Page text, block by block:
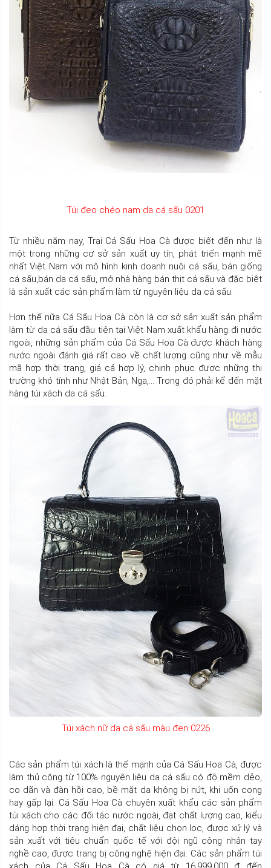
Túi đeo chéo nam da cá sấu 0201
Từ nhiều năm nay, Trại Cá Sấu Hoa Cà được biết đến như là
một trong những cơ sở sản xuất uy tín, phát triển mạnh mẽ
nhất Việt Nam với mô hình kinh doanh nuôi cá sấu, bán giống
cá sấu,bán da cá sấu, mở nhà hàng bán thịt cá sấu và đặc biệt
là sản xuất các sản phẩm làm từ nguyên liệu da cá sấu.
Hơn thế nữa Cá Sấu Hoa Cà còn là cơ sở sản xuất sản phẩm
làm từ da cá sấu đầu tiên tại Việt Nam xuất khẩu hàng đi nước
ngoài, những sản phẩm của Cá Sấu Hoa Cà được khách hàng
nước ngoài đánh giá rất cao về chất lượng cũng như về mẫu
mã hợp thời trang, giá cả hợp lý, chinh phục được những thị
trường khó tính như Nhật Bản, Nga,… Trong đó phải kể đến mặt
hàng túi xách da cá sấu.
Túi xách nữ da cá sấu màu đen 0226
Các sản phẩm túi xách là thế mạnh của Cá Sấu Hoa Cà, được
làm thủ công từ 100% nguyên liệu da cá sấu có độ mềm dẻo,
co dãn và đàn hồi cao, bề mặt da không bị nứt, khi uốn cong
hay gấp lại. Cá Sấu Hoa Cà chuyên xuất khẩu các sản phẩm
túi xách cho các đối tác nước ngoài, đạt chất lượng cao, kiểu
dáng hợp thời trang hiện đại, chất liệu chọn lọc, được xử lý và
sản xuất với tiêu chuẩn quốc tế với đội ngũ công nhân tay
nghề cao, được trang bị công nghệ hiện đại. Các sản phẩm túi